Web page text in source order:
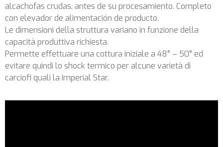
alcachofas crudas, antes de su procesamiento. Completo
con elevador de alimentación de producto.
Le dimensioni della struttura variano in funzione della
capacità produttiva richiesta.
Permette effettuare una cottura iniziale a 48° – 50° ed
evitare quindi lo shock termico per alcune varietà di
carciofi quali la Imperial Star.